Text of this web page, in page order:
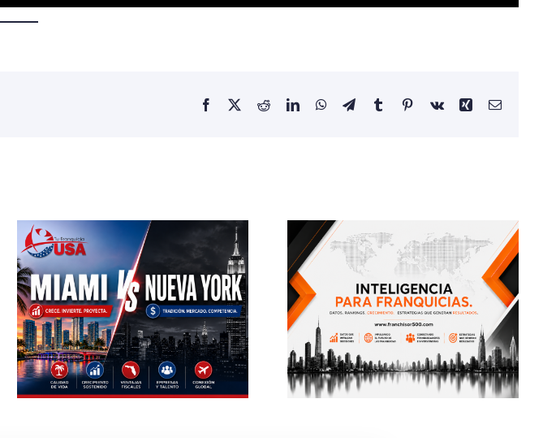
Facebook RedditLinkedInWhatsApp
TelegramTumblrPinterestVk Xing Email
Franchisor500 La
Plataforma
Creada Para
Conectar
Franquicias Con
Inversionistas